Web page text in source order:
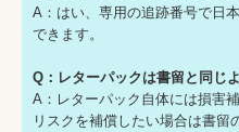
A：はい、専用の追跡番号で日
できます。
Q：レターパックは書留と同じ
A：レターパック自体には損害
リスクを補償したい場合は書留